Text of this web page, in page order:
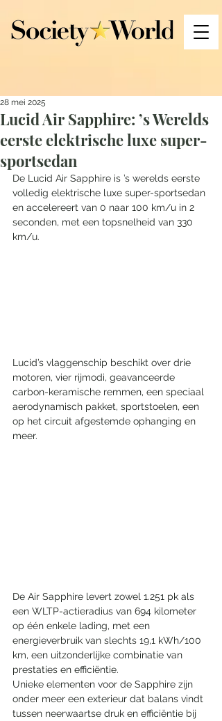
Lucid Air Sapphire: ’s Werelds
eerste elektrische luxe super-
sportsedan
28 mei 2025
De Lucid Air Sapphire is ’s werelds eerste
volledig elektrische luxe super-sportsedan
en accelereert van 0 naar 100 km/u in 2
seconden, met een topsnelheid van 330
km/u.
Lucid’s vlaggenschip beschikt over drie
motoren, vier rijmodi, geavanceerde
carbon-keramische remmen, een speciaal
aerodynamisch pakket, sportstoelen, een
op het circuit afgestemde ophanging en
meer.
De Air Sapphire levert zowel 1.251 pk als
een WLTP-actieradius van 694 kilometer
op één enkele lading, met een
energieverbruik van slechts 19,1 kWh/100
km, een uitzonderlijke combinatie van
prestaties en efficiëntie.
Unieke elementen voor de Sapphire zijn
onder meer een exterieur dat balans vindt
tussen neerwaartse druk en efficiëntie bij